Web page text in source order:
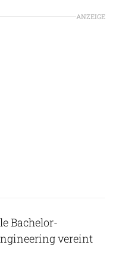
ANZEIGE
Bachelor-
vereint